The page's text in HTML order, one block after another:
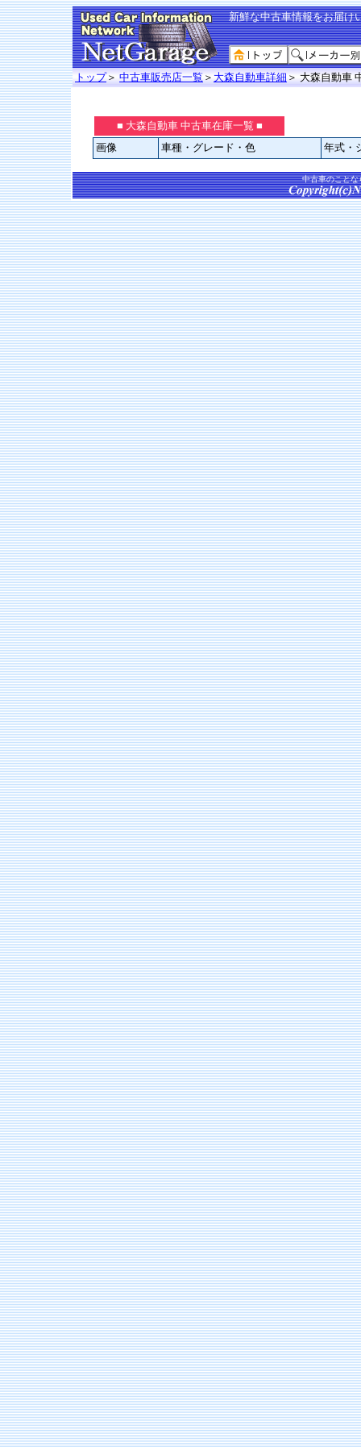
新鮮な中古車情報をお届け
トップ＞ 中古車販売店一覧 ＞ 大森自動車詳細 ＞ 大森自動車
■ 大森自動車 中古車在庫一覧 ■
画像
車種・グレード・色 年式・
中古車のことな